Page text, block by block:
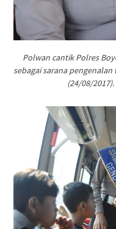
Polwan cantik Polres
sebagai sarana
(24/08/